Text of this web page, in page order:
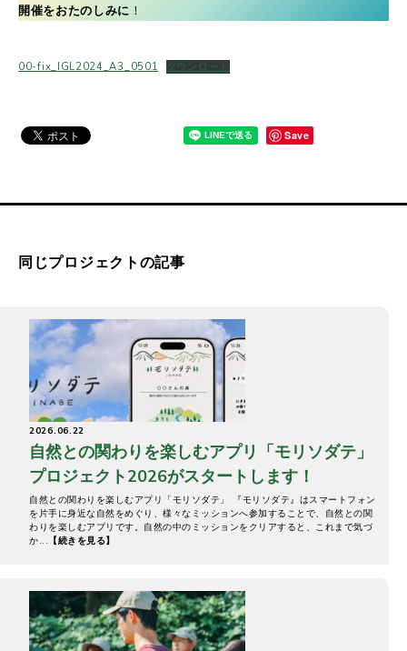
開催をおたのしみに ！
00-fix_IGL2024_A3_0501 ダウンロード
Save
同じプロジェクトの記事
2026.06.22
自然との関わりを楽しむアプリ「モリソダテ」
プロジェクト2026がスタートします！
自然との関わりを楽しむアプリ「モリソダテ」 『モリソダテ』はスマートフォン
を片手に身近な自然をめぐり、様々なミッションへ参加することで、自然との関
わりを楽しむアプリです。自然の中のミッションをクリアすると、これまで気づ
か... 【続きを見る】